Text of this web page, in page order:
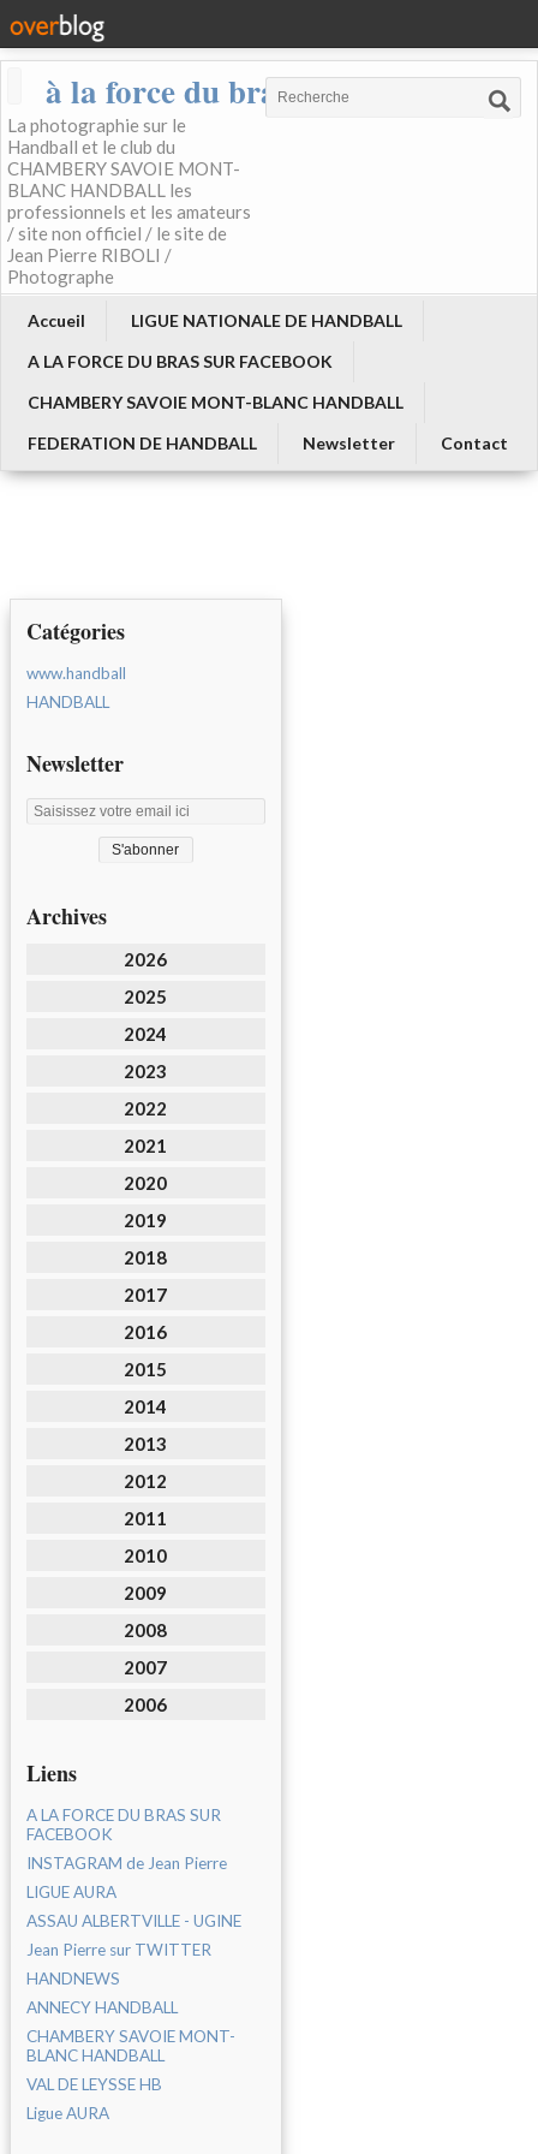
à la force du bras
La photographie sur le
Handball et le club du
CHAMBERY SAVOIE MONT-
BLANC HANDBALL les
professionnels et les amateurs
/ site non officiel / le site de
Jean Pierre RIBOLI /
Photographe
Accueil
LIGUE NATIONALE DE HANDBALL
A LA FORCE DU BRAS SUR FACEBOOK
CHAMBERY SAVOIE MONT-BLANC HANDBALL
FEDERATION DE HANDBALL
Newsletter Contact
Catégories
www.handball
HANDBALL
Newsletter
Archives
2026
2025
2024
2023
2022
2021
2020
2019
2018
2017
2016
2015
2014
2013
2012
2011
2010
2009
2008
2007
2006
Liens
A LA FORCE DU BRAS SUR
FACEBOOK
INSTAGRAM de Jean Pierre
LIGUE AURA
ASSAU ALBERTVILLE - UGINE
Jean Pierre sur TWITTER
HANDNEWS
ANNECY HANDBALL
CHAMBERY SAVOIE MONT-
BLANC HANDBALL
VAL DE LEYSSE HB
Ligue AURA